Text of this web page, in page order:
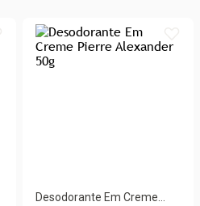
Desodorante Em Creme